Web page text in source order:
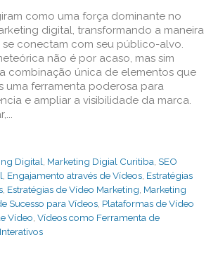
como uma força dominante no
digital, transformando a maneira
se conectam com seu público-alvo.
não é por acaso, mas sim
combinação única de elementos que
uma ferramenta poderosa para
e ampliar a visibilidade da marca.
Digital Marketing Digial Curitiba SEO
Engajamento através de Vídeos, Estratégias
Estratégias de Vídeo Marketing Marketing
Sucesso para Vídeos Plataformas de Vídeo
Vídeo Vídeos como Ferramenta de